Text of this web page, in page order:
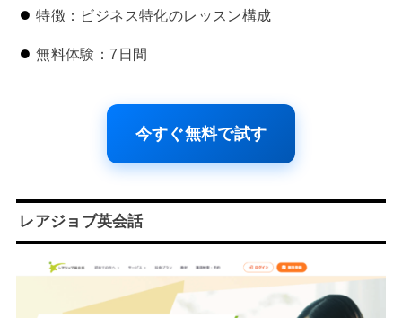
特徴：ビジネス特化のレッスン構成
無料体験：7日間
今すぐ無料で試す
レアジョブ英会話